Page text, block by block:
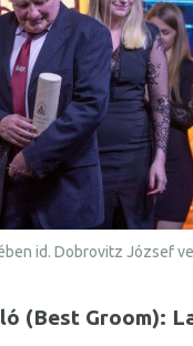
id. Dobrovitz József
(Best Groom):